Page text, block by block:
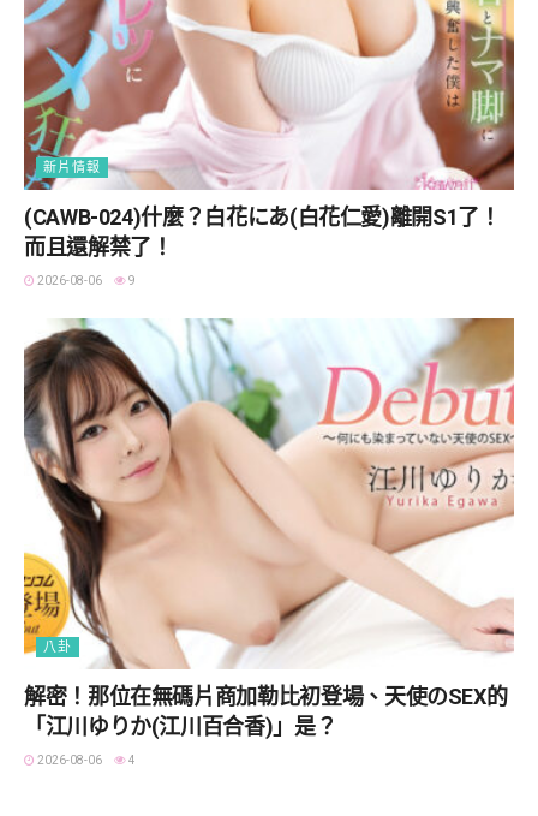
新片情報
(CAWB-024)什麼？白花にあ(白花仁愛)離開S1了！
而且還解禁了！
2026-08-06 9
八卦
解密！那位在無碼片商加勒比初登場、天使のSEX的
「江川ゆりか(江川百合香)」是？
2026-08-06 4